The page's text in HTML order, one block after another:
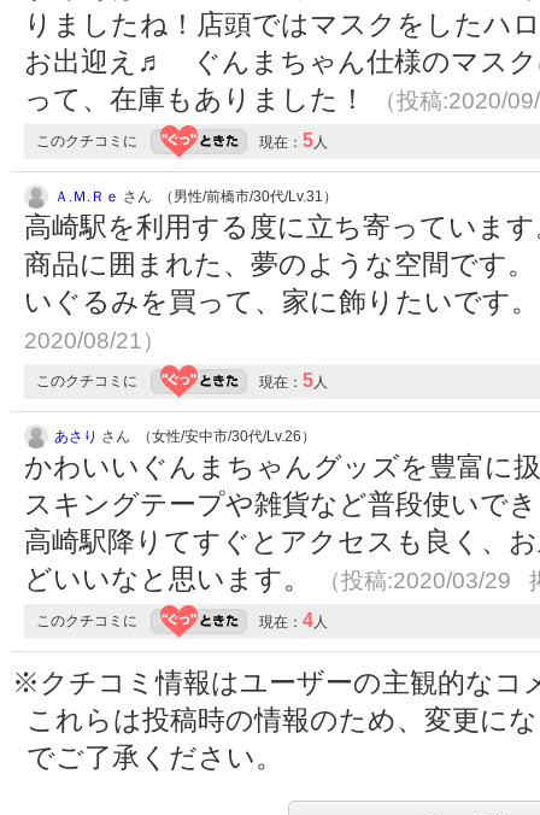
りましたね！店頭ではマスクをしたハ
お出迎え♬ ぐんまちゃん仕様のマス
って、在庫もありました！
（投稿:2020/
このクチコミに 現在： 5人
Ａ.Ｍ.Ｒｅ さん （男性/前橋市/30代/Lv.31）
高崎駅を利用する度に立ち寄っていま
商品に囲まれた、夢のような空間です
いぐるみを買って、家に飾りたいです
2020/08/21）
このクチコミに 現在： 5人
あさり さん （女性/安中市/30代/Lv.26）
かわいいぐんまちゃんグッズを豊富に
スキングテープや雑貨など普段使いで
高崎駅降りてすぐとアクセスも良く、
どいいなと思います。
（投稿:2020/03/29
このクチコミに 現在： 4人
※クチコミ情報はユーザーの主観的なコ
これらは投稿時の情報のため、変更に
でご了承ください。